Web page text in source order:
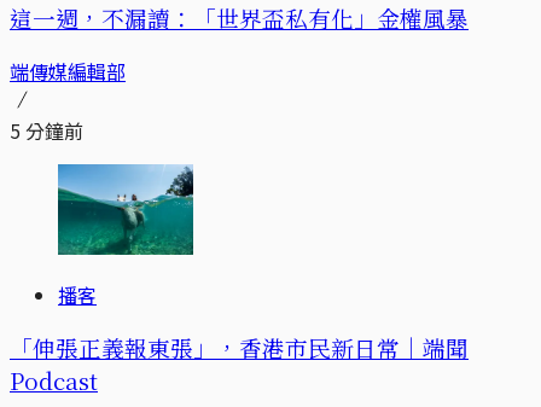
這一週，不漏讀：「世界盃私有化」金權風暴
端傳媒編輯部
5 分鐘前
播客
「伸張正義報東張」，香港市民新日常｜端聞
Podcast